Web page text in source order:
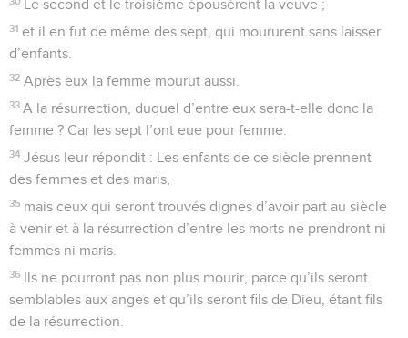
Le second et le troisième épousèrent la veuve ;
31 et il en fut de même des sept, qui moururent sans laisser
d’enfants.
32 Après eux la femme mourut aussi.
33 A la résurrection, duquel d’entre eux sera-t-elle donc la
femme ? Car les sept l’ont eue pour femme.
34 Jésus leur répondit : Les enfants de ce siècle prennent
des femmes et des maris,
35 mais ceux qui seront trouvés dignes d’avoir part au siècle
à venir et à la résurrection d’entre les morts ne prendront ni
femmes ni maris.
36 Ils ne pourront pas non plus mourir, parce qu’ils seront
semblables aux anges et qu’ils seront fils de Dieu, étant fils
de la résurrection.